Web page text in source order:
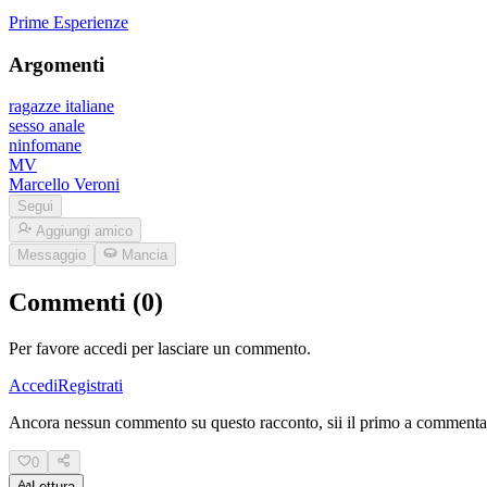
Prime Esperienze
Argomenti
ragazze italiane
sesso anale
ninfomane
MV
Marcello Veroni
Segui
Aggiungi amico
Messaggio
Mancia
Commenti (0)
Per favore accedi per lasciare un commento.
AccediRegistrati
Ancora nessun commento su questo racconto, sii il primo a
0